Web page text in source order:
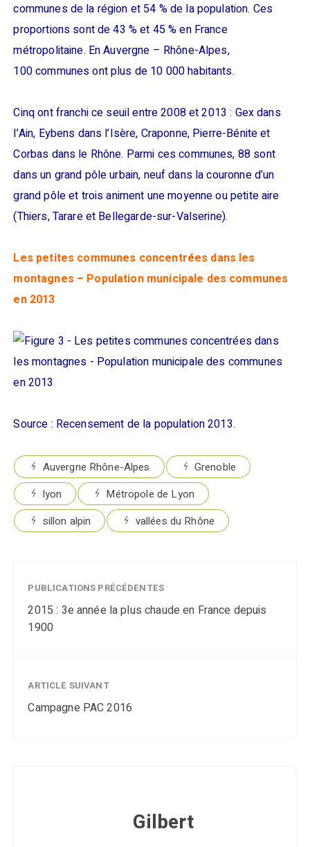
communes de la région et 54 % de la population. Ces
proportions sont de 43 % et 45 % en France
métropolitaine. En Auvergne – Rhône-Alpes,
100 communes ont plus de 10 000 habitants.
Cinq ont franchi ce seuil entre 2008 et 2013 : Gex dans
l’Ain, Eybens dans l’Isère, Craponne, Pierre-Bénite et
Corbas dans le Rhône. Parmi ces communes, 88 sont
dans un grand pôle urbain, neuf dans la couronne d’un
grand pôle et trois animent une moyenne ou petite aire
(Thiers, Tarare et Bellegarde-sur-Valserine).
Les petites communes concentrées dans les
montagnes – Population municipale des communes
en 2013
Source : Recensement de la population 2013.
Auvergne Rhône-Alpes
Grenoble
lyon
Métropole de Lyon
sillon alpin
vallées du Rhône
PUBLICATIONS PRÉCÉDENTES
2015 : 3e année la plus chaude en France depuis
1900
ARTICLE SUIVANT
Campagne PAC 2016
Gilbert